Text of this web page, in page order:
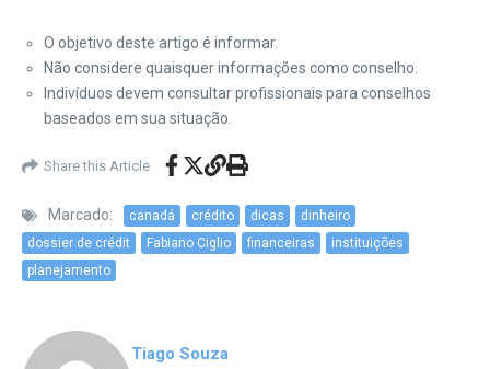
O objetivo deste artigo é informar.
Não considere quaisquer informações como conselho.
Indivíduos devem consultar profissionais para conselhos
baseados em sua situação.
Share this Article
Marcado: canadá crédito dicas
dinheiro
dossier de crédit
Fabiano Ciglio financeiras
instituições
planejamento
Tiago Souza